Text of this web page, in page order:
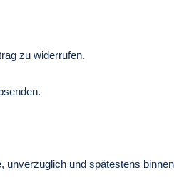
zu widerrufen.
und spätestens